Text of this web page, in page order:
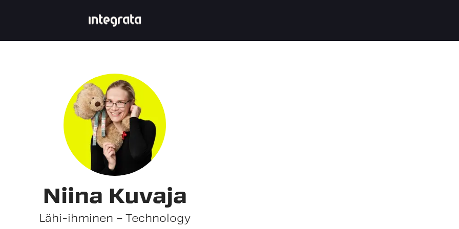
Niina Kuvaja
Lähi-ihminen – Technology